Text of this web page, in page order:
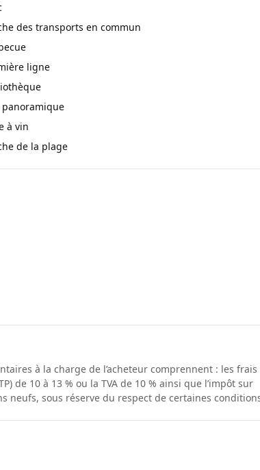
des transports en commun
ligne
panoramique
à vin
de la plage
à la charge de l’acheteur comprennent : les frais
de 10 à 13 % ou la TVA de 10 % ainsi que l’impôt sur
neufs, sous réserve du respect de certaines